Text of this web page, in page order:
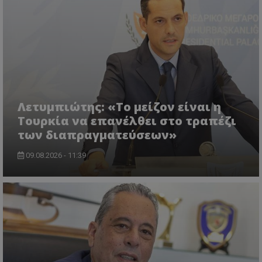
Λετυμπιώτης: «Το μείζον είναι η
Τουρκία να επανέλθει στο τραπέζι
των διαπραγματεύσεων»
09.08.2026 - 11:39
Microsoft Corporation
VISITOR_PRIVACY_METADATA
YouTube